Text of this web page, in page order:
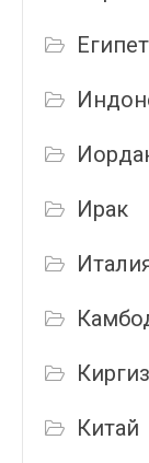
Египет
Ирак
Китай